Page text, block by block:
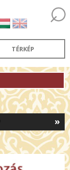
TÉRKÉP
»